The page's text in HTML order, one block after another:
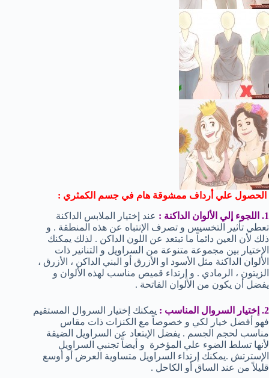
الحصول علي أرداف ممشوقة هام في جسم الكمثري :
1. اللجوء إلي الألوان الداكنة :
عند إختيار الملابس الداكنة
تعطي تأثير التخسيس و تصرف الإنتباه عن هذه المنطقة . و
ذلك لأن العين دائماً ما تبتعد عن اللون الداكن . لذلك يمكنك
الإختيار بين مجموعة متنوعة من السراويل و التنانير ذات
الألوان الداكنة مثل الأسود او الأزرق أو البني الداكن ، الأزرق ،
الزيتون ، الرمادي . و إرتداء قميص مناسب لهذه الألوان و
يفضل أن يكون من الألوان الفاتحة .
2. إختيار السروال المناسب :
يمكنك إختيار السروال المستقيم
فهو أفضل خيار لكي و خصوصاً مع الكنزات ذات مقاس
مناسب لحجم الجسم . يفضل الإبتعاد عن السراويل الضيقة
لأنها تسلط الضوء علي المؤخرة و أيضاً تجنبي السراويل
الإسترتش .يمكنك إرتداء السراويل متساوية العرض أو أوسع
قليلاً من عند الساق أو الكاحل .